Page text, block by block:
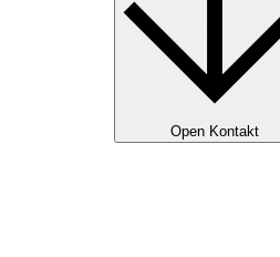
Open Kontakt